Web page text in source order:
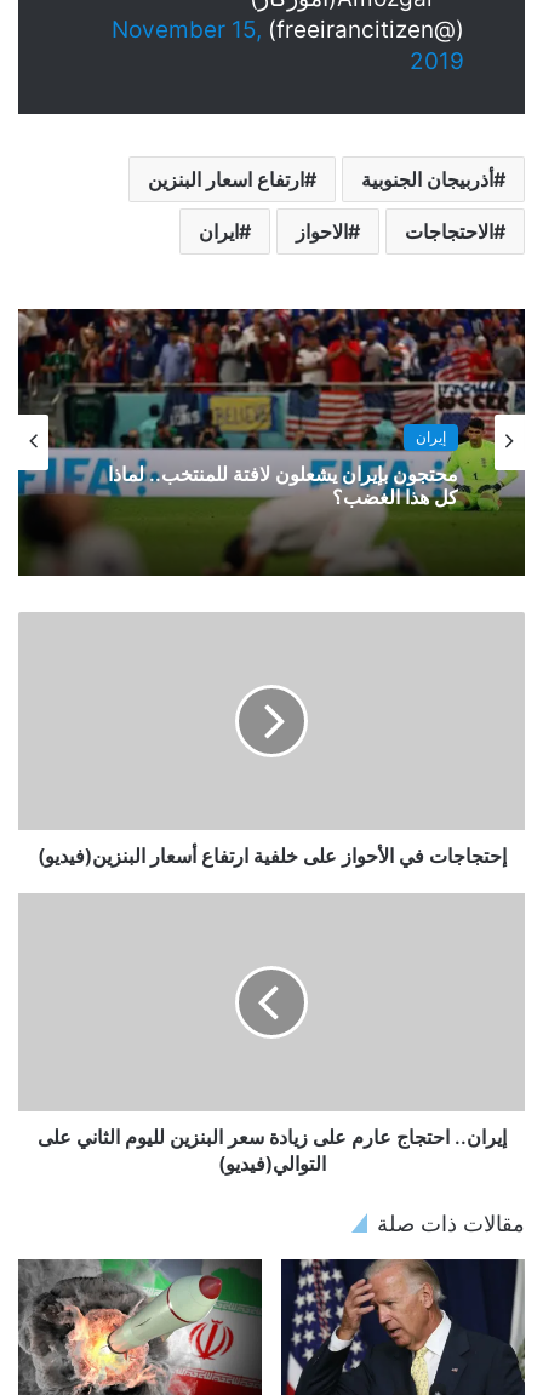
(@freeirancitizen)
November 15,
2019
أذربيجان الجنوبية ارتفاع اسعار البنزين
الاحتجاجات الاحواز ايران
إيران
محتجون بإيران يشعلون لافتة للمنتخب.. لماذا
كل هذا الغضب؟
إحتجاجات في الأحواز على خلفية ارتفاع أسعار البنزين(فيديو)
إيران.. احتجاج عارم على زيادة سعر البنزين لليوم الثاني على
التوالي(فيديو)
مقالات ذات صلة